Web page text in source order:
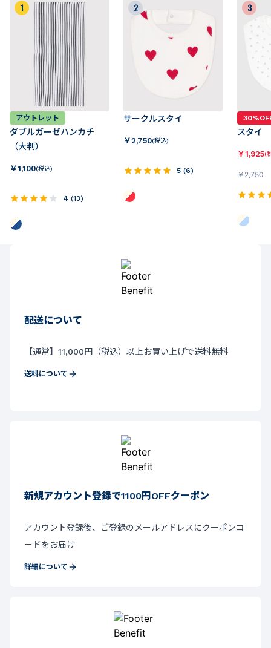
1
アウトレット
ダブルガーゼハンカチ
（大判）
￥1,100(税込)
4 (13)
2
サークルスタイ
￥2,750(税込)
5 (6)
3
スタイ
￥1,925(
￥2,750
配送について
【通常】11,000円（税込）以上お買い上げで送料無料
送料について
新規アカウント登録で1100円OFFクーポン
アカウント登録後、ご登録のメールアドレスにクーポンコ
ードをお届け
詳細について